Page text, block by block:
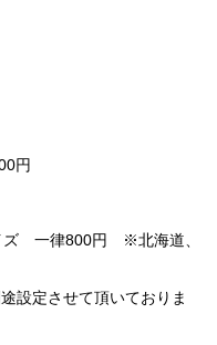
円
ズ 一律800円 ※北海道、
設定させて頂いておりま